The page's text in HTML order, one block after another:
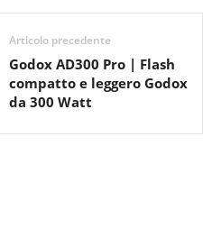
Articolo precedente
Godox AD300 Pro | Flash
compatto e leggero Godox
da 300 Watt